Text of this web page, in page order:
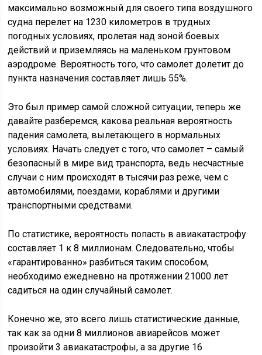
максимально возможный для своего типа воздушного
судна перелет на 1230 километров в трудных
погодных условиях, пролетая над зоной боевых
действий и приземляясь на маленьком грунтовом
аэродроме. Вероятность того, что самолет долетит до
пункта назначения составляет лишь 55%.
Это был пример самой сложной ситуации, теперь же
давайте разберемся, какова реальная вероятность
падения самолета, вылетающего в нормальных
условиях. Начать следует с того, что самолет – самый
безопасный в мире вид транспорта, ведь несчастные
случаи с ним происходят в тысячи раз реже, чем с
автомобилями, поездами, кораблями и другими
транспортными средствами.
По статистике, вероятность попасть в авиакатастрофу
составляет 1 к 8 миллионам. Следовательно, чтобы
«гарантированно» разбиться таким способом,
необходимо ежедневно на протяжении 21000 лет
садиться на один случайный самолет.
Конечно же, это всего лишь статистические данные,
так как за одни 8 миллионов авиарейсов может
произойти 3 авиакатастрофы, а за другие 16